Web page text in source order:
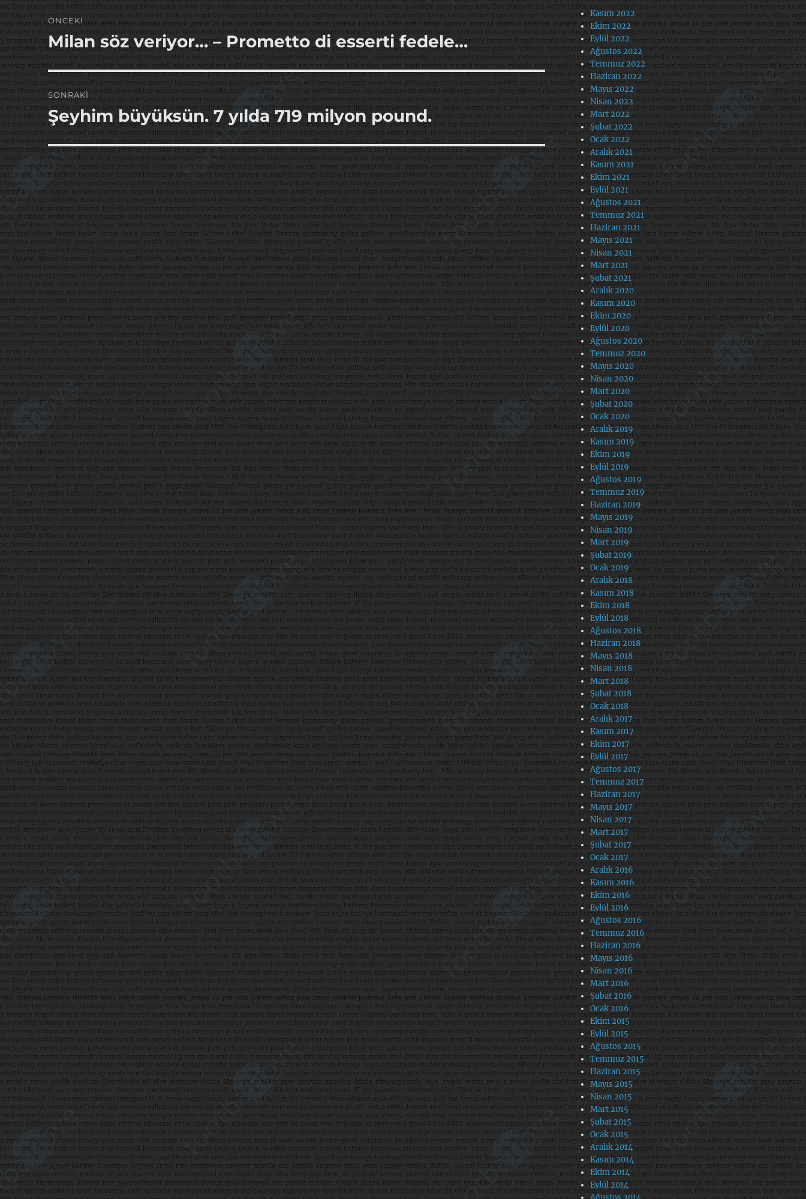
Yazı
gezinmesi
ÖNCEKI
Önceki
yazı:
Milan söz veriyor… – Prometto di esserti fedele…
SONRAKI
Sonraki
yazı:
Şeyhim büyüksün. 7 yılda 719 milyon pound.
Kasım 2022
Ekim 2022
Eylül 2022
Ağustos 2022
Temmuz 2022
Haziran 2022
Mayıs 2022
Nisan 2022
Mart 2022
Şubat 2022
Ocak 2022
Aralık 2021
Kasım 2021
Ekim 2021
Eylül 2021
Ağustos 2021
Temmuz 2021
Haziran 2021
Mayıs 2021
Nisan 2021
Mart 2021
Şubat 2021
Aralık 2020
Kasım 2020
Ekim 2020
Eylül 2020
Ağustos 2020
Temmuz 2020
Mayıs 2020
Nisan 2020
Mart 2020
Şubat 2020
Ocak 2020
Aralık 2019
Kasım 2019
Ekim 2019
Eylül 2019
Ağustos 2019
Temmuz 2019
Haziran 2019
Mayıs 2019
Nisan 2019
Mart 2019
Şubat 2019
Ocak 2019
Aralık 2018
Kasım 2018
Ekim 2018
Eylül 2018
Ağustos 2018
Haziran 2018
Mayıs 2018
Nisan 2018
Mart 2018
Şubat 2018
Ocak 2018
Aralık 2017
Kasım 2017
Ekim 2017
Eylül 2017
Ağustos 2017
Temmuz 2017
Haziran 2017
Mayıs 2017
Nisan 2017
Mart 2017
Şubat 2017
Ocak 2017
Aralık 2016
Kasım 2016
Ekim 2016
Eylül 2016
Ağustos 2016
Temmuz 2016
Haziran 2016
Mayıs 2016
Nisan 2016
Mart 2016
Şubat 2016
Ocak 2016
Ekim 2015
Eylül 2015
Ağustos 2015
Temmuz 2015
Haziran 2015
Mayıs 2015
Nisan 2015
Mart 2015
Şubat 2015
Ocak 2015
Aralık 2014
Kasım 2014
Ekim 2014
Eylül 2014